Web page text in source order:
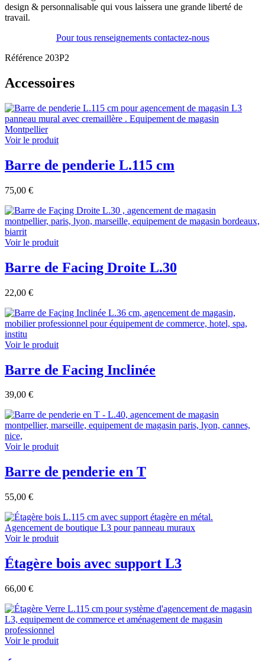
design & personnalisable qui vous laissera une grande liberté de
travail.
Pour tous renseignements contactez-nous
Référence 203P2
Accessoires
Voir le produit
Barre de penderie L.115 cm
75,00 €
Voir le produit
Barre de Facing Droite L.30
22,00 €
Voir le produit
Barre de Facing Inclinée
39,00 €
Voir le produit
Barre de penderie en T
55,00 €
Voir le produit
Étagère bois avec support L3
66,00 €
Voir le produit